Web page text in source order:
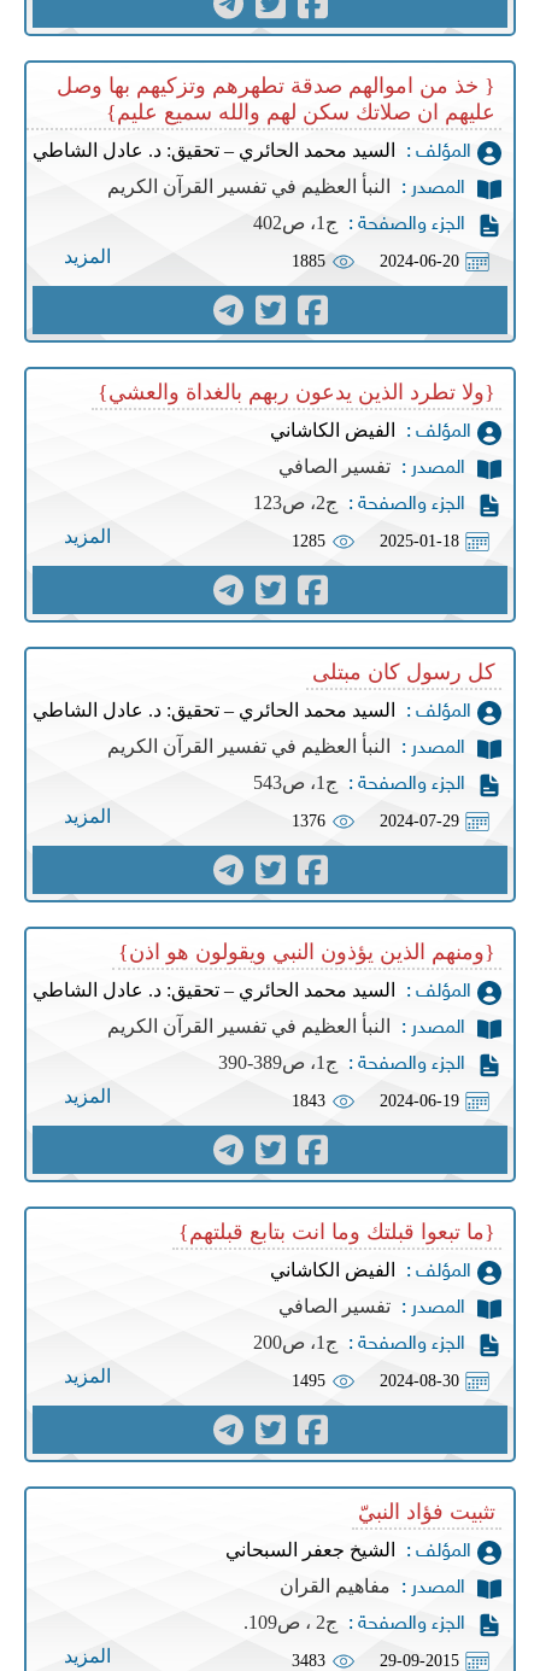
{ خذ من اموالهم صدقة تطهرهم وتزكيهم بها وصل
عليهم ان صلاتك سكن لهم والله سميع عليم}
المؤلف : السيد محمد الحائري – تحقيق: د. عادل الشاطي
المصدر : النبأ العظيم في تفسير القرآن الكريم
الجزء والصفحة : ج1، ص402
2024-06-20
1885 المزيد
{ولا تطرد الذين يدعون ربهم بالغداة والعشي}
المؤلف : الفيض الكاشاني
المصدر : تفسير الصافي
الجزء والصفحة : ج2، ص123
2025-01-18
1285 المزيد
كل رسول كان مبتلى
المؤلف : السيد محمد الحائري – تحقيق: د. عادل الشاطي
المصدر : النبأ العظيم في تفسير القرآن الكريم
الجزء والصفحة : ج1، ص543
2024-07-29
1376 المزيد
{ومنهم الذين يؤذون النبي ويقولون هو اذن}
المؤلف : السيد محمد الحائري – تحقيق: د. عادل الشاطي
المصدر : النبأ العظيم في تفسير القرآن الكريم
الجزء والصفحة : ج1، ص389-390
2024-06-19
1843 المزيد
{ما تبعوا قبلتك وما انت بتابع قبلتهم}
المؤلف : الفيض الكاشاني
المصدر : تفسير الصافي
الجزء والصفحة : ج1، ص200
2024-08-30
1495 المزيد
تثبيت فؤاد النبيّ
المؤلف : الشيخ جعفر السبحاني
المصدر : مفاهيم القران
الجزء والصفحة : ج2 ، ص109.
29-09-2015
3483 المزيد